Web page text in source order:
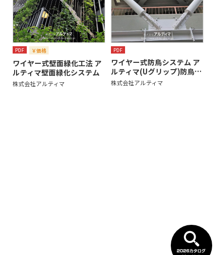
PDF ￥価格
ワイヤー式壁面緑化工法 ア
ルティマ壁面緑化システム
株式会社アルティマ
PDF
ワイヤー式防鳥システム ア
ルティマ(Uグリップ)防鳥…
株式会社アルティマ